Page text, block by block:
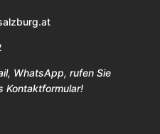
WhatsApp, rufen Sie
Kontaktformular!